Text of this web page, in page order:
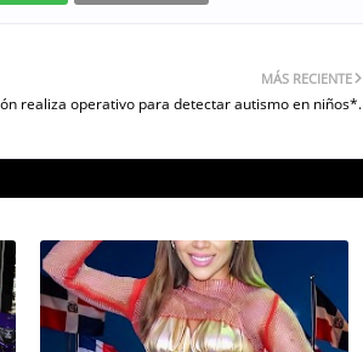
MÁS RECIENTE
realiza operativo para detectar autismo en niños*.